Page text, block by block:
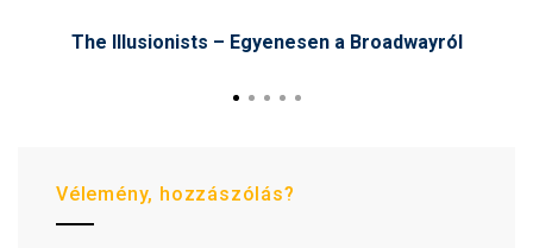
The Illusionists – Egyenesen a Broadwayról
Vélemény, hozzászólás?